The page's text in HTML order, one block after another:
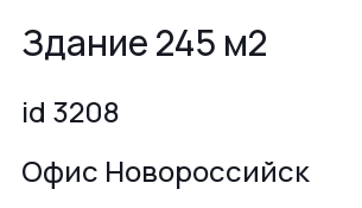
Здание 245 м2
id 3208
Офис Новороссийск